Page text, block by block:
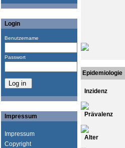
Login
Benutzername
Passwort
Impressum
Impressum
Copyright
Epidemiologie
Inzidenz
Prävalenz
Alter